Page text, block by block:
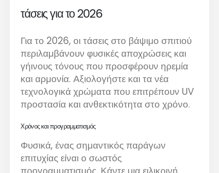
τάσεις για το 2026
Για το 2026, οι τάσεις στο βάψιμο σπιτιού
περιλαμβάνουν φυσικές αποχρώσεις και
γήινους τόνους που προσφέρουν ηρεμία
και αρμονία. Αξιολογήστε και τα νέα
τεχνολογικά χρώματα που επιτρέπουν UV
προστασία και ανθεκτικότητα στο χρόνο.
Χρόνος και προγραμματισμός
Φυσικά, ένας σημαντικός παράγων
επιτυχίας είναι ο σωστός